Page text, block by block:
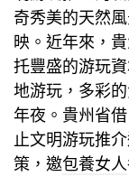
奇秀美的天然
映。近年來，
托豐盛的游玩
地游玩，多彩
年夜。貴州省
止文明游玩推
策，邀包養女人